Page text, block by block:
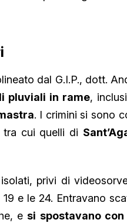
dal G.I.P., dott.
pluviali in rame, inclusi
. I crimini si sono
tra cui quelli di
privi di
e le 24. Entravano
esi spostavano con